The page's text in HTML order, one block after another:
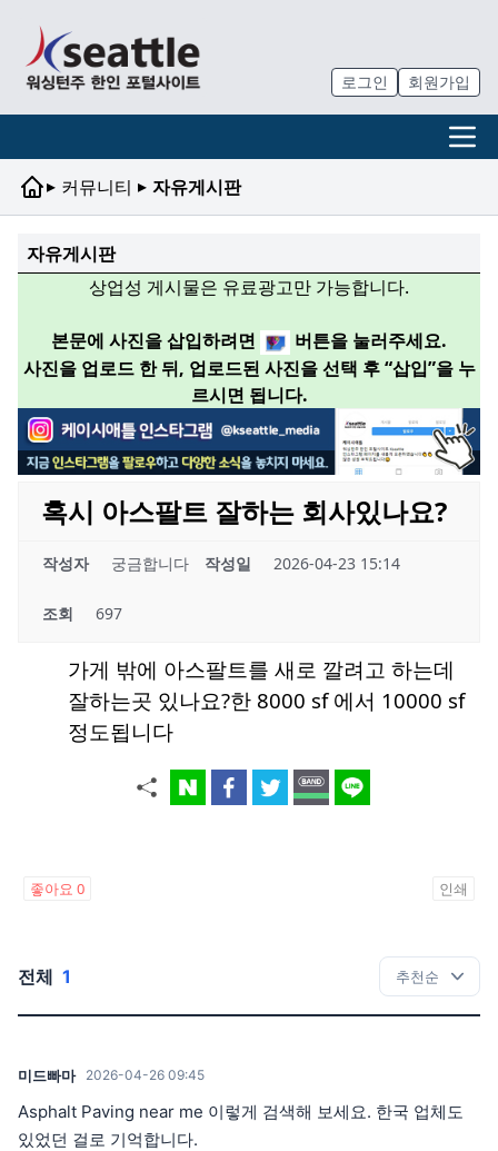
로그인 회원가입
▸ 커뮤니티 ▸ 자유게시판
자유게시판
상업성 게시물은 유료광고만 가능합니다.
본문에 사진을 삽입하려면
버튼을 눌러주세요.
사진을 업로드 한 뒤, 업로드된 사진을 선택 후 “삽입”을 누
르시면 됩니다.
혹시 아스팔트 잘하는 회사있나요?
작성자 궁금합니다 작성일 2026-04-23 15:14
조회 697
가게 밖에 아스팔트를 새로 깔려고 하는데
잘하는곳 있나요?한 8000 sf 에서 10000 sf
정도됩니다
좋아요 0 인쇄
전체 1
미드빠마 2026-04-26 09:45
Asphalt Paving near me 이렇게 검색해 보세요. 한국 업체도
있었던 걸로 기억합니다.